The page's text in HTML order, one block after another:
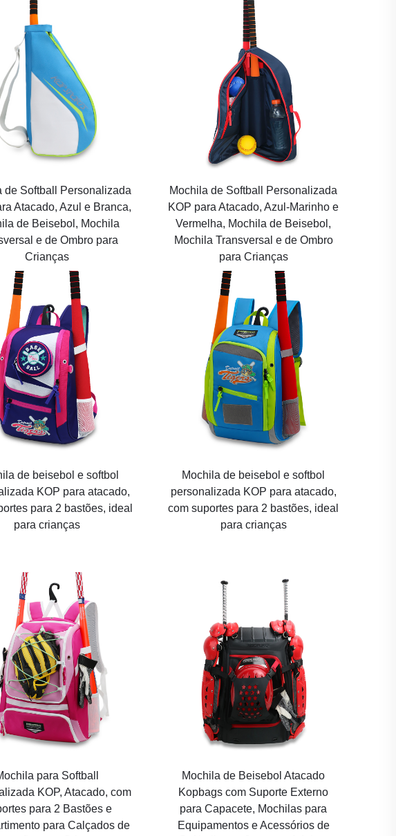
de Softball Personalizada
Atacado, Azul e Branca,
de Beisebol, Mochila
e de Ombro para
Crianças
Mochila de Softball Personalizada
KOP para Atacado, Azul-Marinho e
Vermelha, Mochila de Beisebol,
Mochila Transversal e de Ombro
para Crianças
de beisebol e softbol
KOP para atacado,
para 2 bastões, ideal
para crianças
Mochila de beisebol e softbol
personalizada KOP para atacado,
com suportes para 2 bastões, ideal
para crianças
para Softball
KOP, Atacado, com
para 2 Bastões e
para Calçados de
Mochila de Beisebol Atacado
Kopbags com Suporte Externo
para Capacete, Mochilas para
Equipamentos e Acessórios de